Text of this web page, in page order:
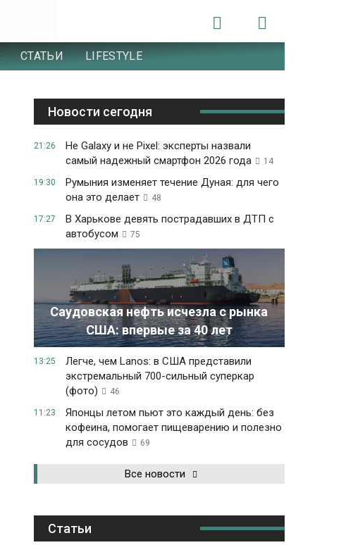
СТАТЬИ LIFESTYLE
Новости сегодня
21:26
Не Galaxy и не Pixel: эксперты назвали
самый надежный смартфон 2026 года
14
19:30
Румыния изменяет течение Дуная: для чего
она это делает
48
17:27
В Харькове девять пострадавших в ДТП с
автобусом
75
Саудовская нефть исчезла с рынка
США: впервые за 40 лет
13:25
Легче, чем Lanos: в США представили
экстремальный 700-сильный суперкар
(фото)
46
11:23
Японцы летом пьют это каждый день: без
кофеина, помогает пищеварению и полезно
для сосудов
69
Все новости
Статьи